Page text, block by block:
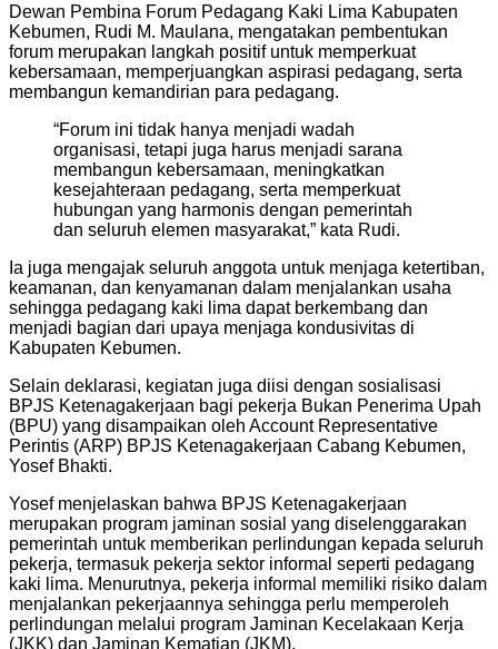
Dewan Pembina Forum Pedagang Kaki Lima Kabupaten
Kebumen, Rudi M. Maulana, mengatakan pembentukan
forum merupakan langkah positif untuk memperkuat
kebersamaan, memperjuangkan aspirasi pedagang, serta
membangun kemandirian para pedagang.
“Forum ini tidak hanya menjadi wadah
organisasi, tetapi juga harus menjadi sarana
membangun kebersamaan, meningkatkan
kesejahteraan pedagang, serta memperkuat
hubungan yang harmonis dengan pemerintah
dan seluruh elemen masyarakat,” kata Rudi.
Ia juga mengajak seluruh anggota untuk menjaga ketertiban,
keamanan, dan kenyamanan dalam menjalankan usaha
sehingga pedagang kaki lima dapat berkembang dan
menjadi bagian dari upaya menjaga kondusivitas di
Kabupaten Kebumen.
Selain deklarasi, kegiatan juga diisi dengan sosialisasi
BPJS Ketenagakerjaan bagi pekerja Bukan Penerima Upah
(BPU) yang disampaikan oleh Account Representative
Perintis (ARP) BPJS Ketenagakerjaan Cabang Kebumen,
Yosef Bhakti.
Yosef menjelaskan bahwa BPJS Ketenagakerjaan
merupakan program jaminan sosial yang diselenggarakan
pemerintah untuk memberikan perlindungan kepada seluruh
pekerja, termasuk pekerja sektor informal seperti pedagang
kaki lima. Menurutnya, pekerja informal memiliki risiko dalam
menjalankan pekerjaannya sehingga perlu memperoleh
perlindungan melalui program Jaminan Kecelakaan Kerja
(JKK) dan Jaminan Kematian (JKM).